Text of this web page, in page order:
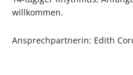
willkommen.
Ansprechpartnerin: Edith